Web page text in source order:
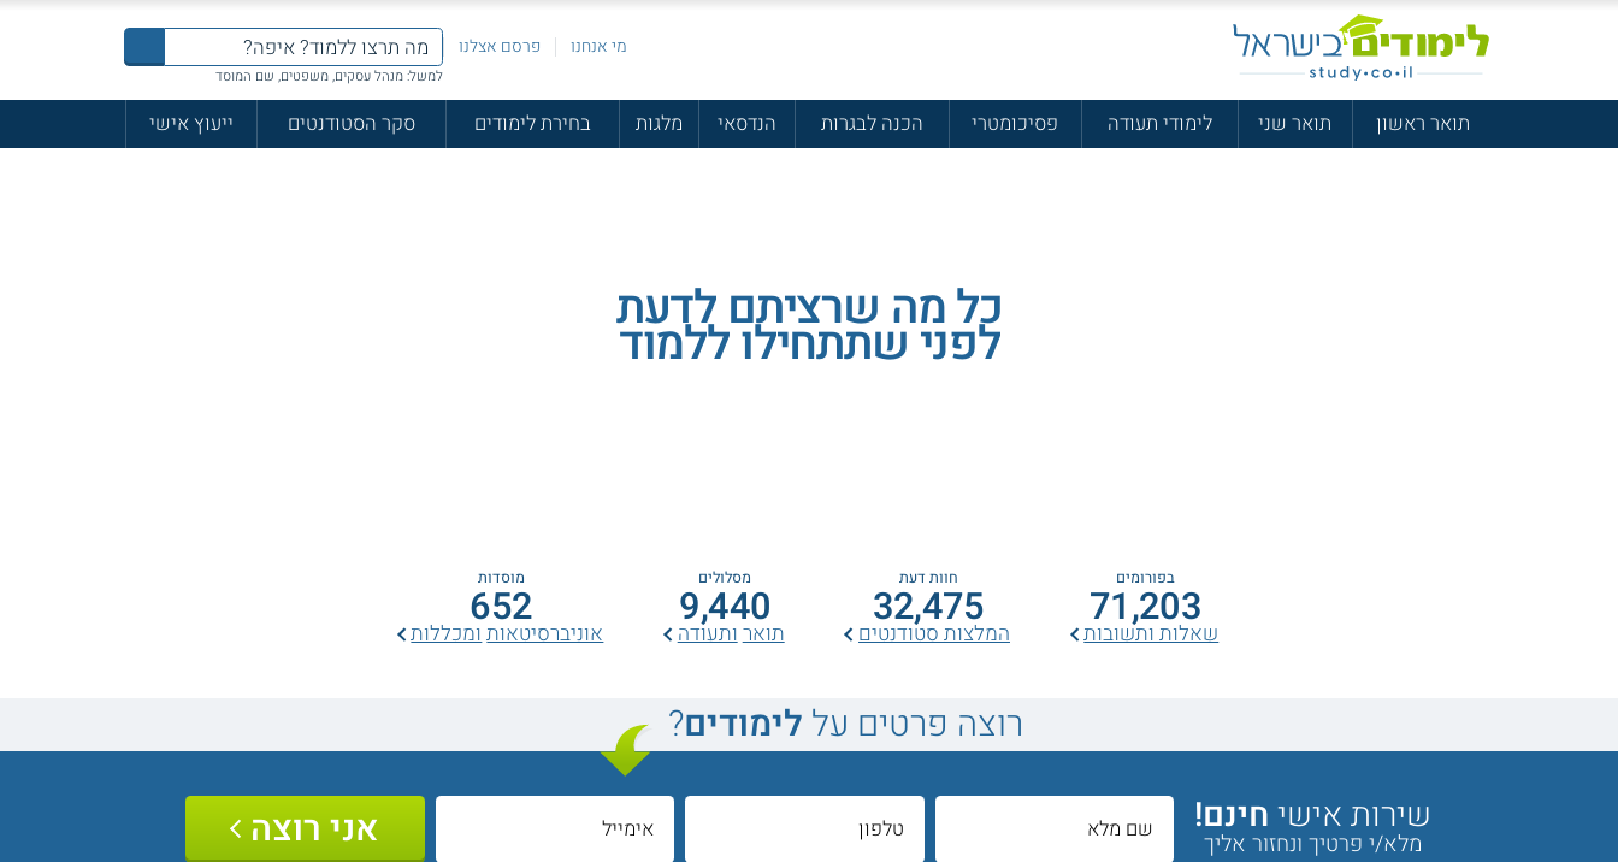
מי אנחנו פרסם אצלנו
למשל: מנהל עסקים, משפטים, שם המוסד
תואר ראשון תואר שני לימודי תעודה פסיכומטרי הכנה לבגרות הנדסאי מלגות בחירת לימודים סקר הסטודנטים ייעוץ אישי
כל מה שרציתם לדעת
לפני שתתחילו ללמוד
בפורומים
71,203
שאלות ותשובות
חוות דעת
32,475
המלצות סטודנטים
מסלולים
9,440
תואר ותעודה
מוסדות
652
אוניברסיטאות ומכללות
רוצה פרטים על לימודים?
שירות אישיחינם!
מלא/י פרטיך ונחזור אליך אני רוצה